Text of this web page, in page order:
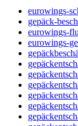
eurowings-
gepäck-
eurowings-
eurowings-